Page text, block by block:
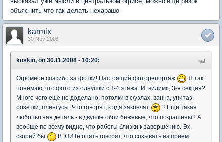
объяснить что так делать нехарашо
karmix
30 Nov 2008
koskin, on 30.11.2008 - 10:20:
Огромное спасибо за фотки! Настоящий фоторепортаж
Я так
понимаю, что фото из однушки с 3-4 этажа. И, видимо, 3-я секция?
Много чего ещё не доделано: потолки в с/узлах, ванна, унитаз,
розетки, плинтусы. Что говорят, когда закончат
? Ещё такая
любопытная деталь - в двушке обои бежевые, что покрашены? А
вообще по всему видно, что работы близки к завершению. Эх,
скорей бы
В ЮИТе опять говорят, что созывать на приём